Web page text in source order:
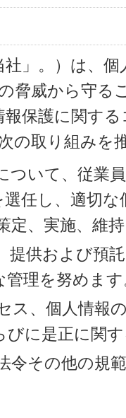
社」。）は、
脅威から守る
報保護に関す
の取り組みを
ついて、従業
選任し、適切
定、実施、維
提供および預
管理を努めま
ス、個人情報
びに是正に関
令その他の規